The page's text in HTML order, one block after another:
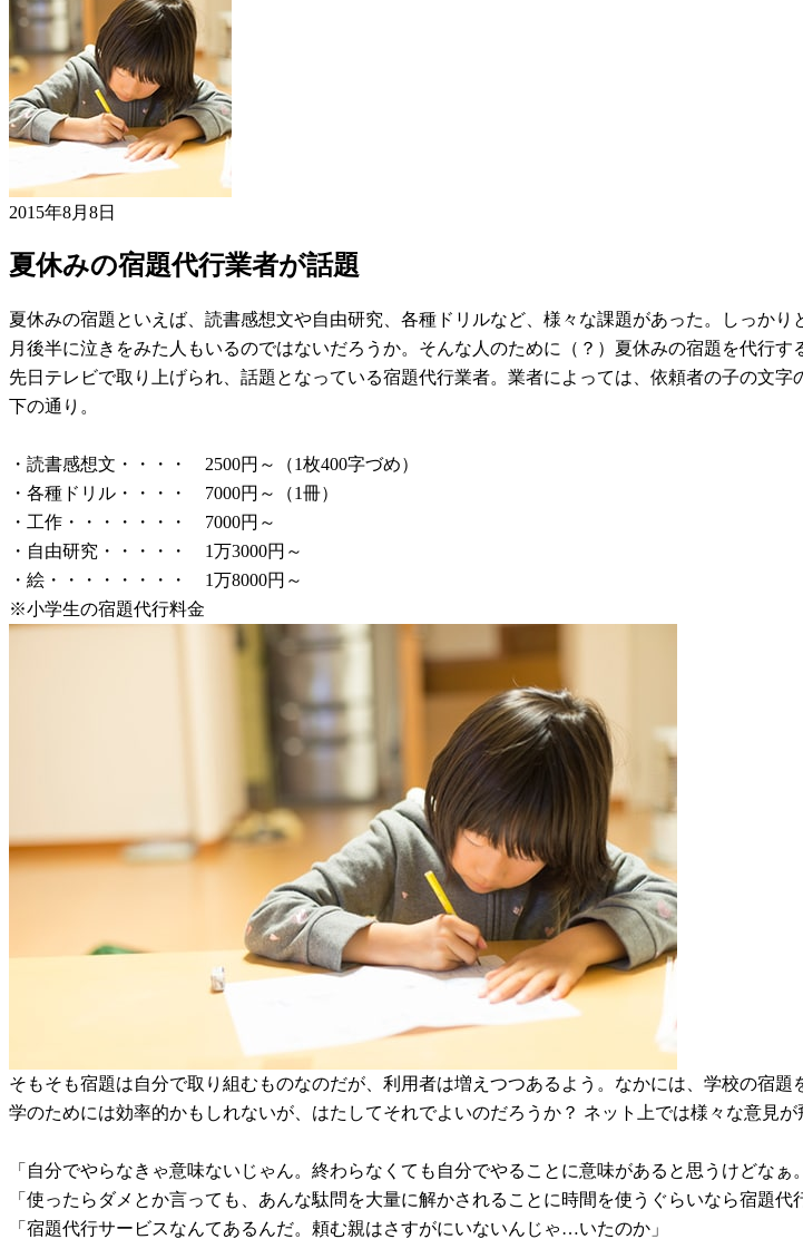
2015年8月8日
夏休みの宿題代行業者が話題
夏休みの宿題といえば、読書感想文や自由研究、各種ドリルなど、様々な課題があった。しっか
月後半に泣きをみた人もいるのではないだろうか。そんな人のために（？）夏休みの宿題を代行す
先日テレビで取り上げられ、話題となっている宿題代行業者。業者によっては、依頼者の子の文
下の通り。
・読書感想文・・・・ 2500円～（1枚400字づめ）
・各種ドリル・・・・ 7000円～（1冊）
・工作・・・・・・・ 7000円～
・自由研究・・・・・ 1万3000円～
・絵・・・・・・・・ 1万8000円～
※小学生の宿題代行料金
そもそも宿題は自分で取り組むものなのだが、利用者は増えつつあるよう。なかには、学校の宿
学のためには効率的かもしれないが、はたしてそれでよいのだろうか？ ネット上では様々な意見が
「自分でやらなきゃ意味ないじゃん。終わらなくても自分でやることに意味があると思うけどなぁ
「使ったらダメとか言っても、あんな駄問を大量に解かされることに時間を使うぐらいなら宿題
「宿題代行サービスなんてあるんだ。頼む親はさすがにいないんじゃ…いたのか」